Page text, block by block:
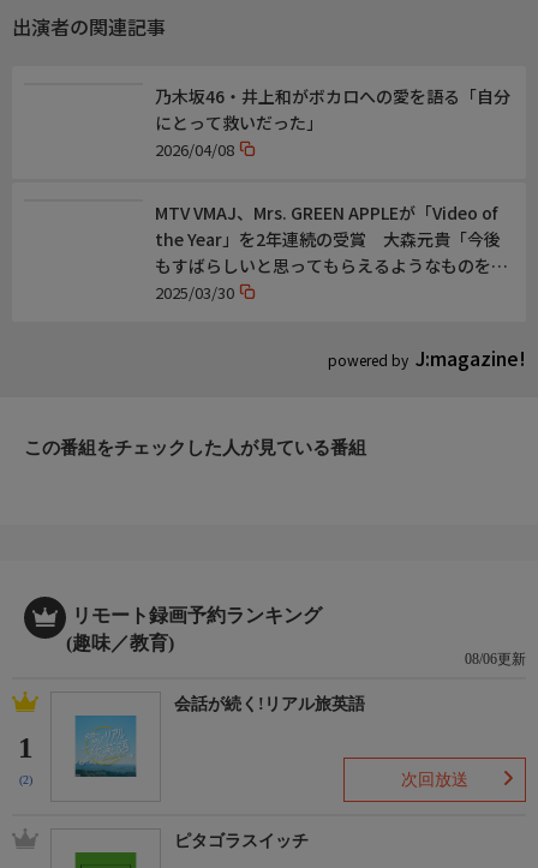
出演者の関連記事
powered by J:magazine!
乃木坂46・井上和がボカロへの愛を語る「自分
にとって救いだった」
2026/04/08
MTV VMAJ、Mrs. GREEN APPLEが「Video of
the Year」を2年連続の受賞 大森元貴「今後
もすばらしいと思ってもらえるようなものを、
引き続き作っていきたい」
2025/03/30
この番組をチェックした人が見ている番組
リモート録画予約ランキング
(趣味／教育)
08/06更新
1
(2)
会話が続く!リアル旅英語
次回放送
ピタゴラスイッチ